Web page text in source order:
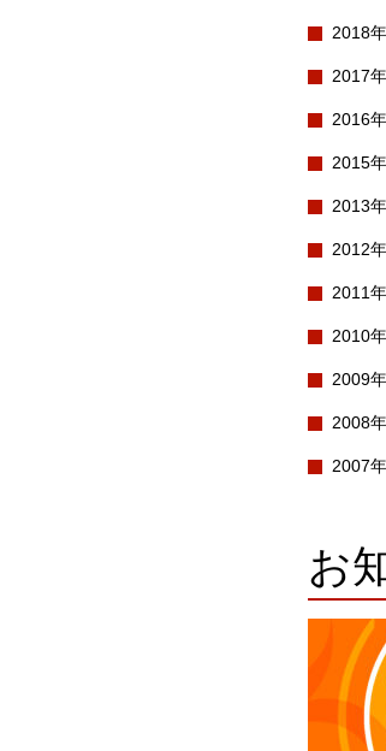
2018
2017
2016
2015
2013
2012
2011
2010
2009
2008
2007
お